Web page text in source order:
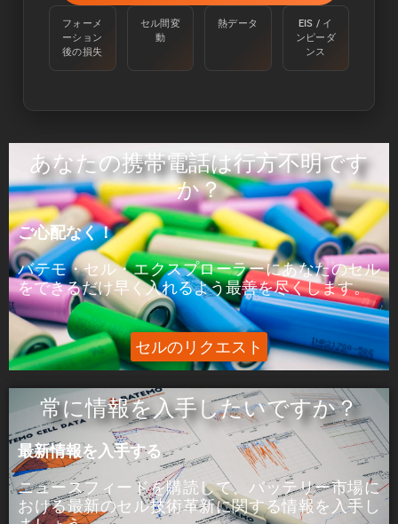
る。
Òé¿ÒâìÒâ½Òé«Òâ╝:
エネルギーは、周囲温度25℃のセルを100％か
せることで測定される。
ÒâæÒâ»Òâ╝:
ピーク電力はセルが5分間供給できる電力であ
る。
þÅ¥Õ£¿:
ピーク電流は、セルが5分間供給できる電流であ
る。
フォーメ
ーション
後の損失
セル間変
動
熱データ
EIS / イ
ンピーダ
ンス
あなたの携帯電話は行方不明です
か？
ご心配なく！
バテモ・セル・エクスプローラーにあなたのセル
をできるだけ早く入れるよう最善を尽くします。
セルのリクエスト
常に情報を入手したいですか？
最新情報を入手する
ニュースフィードを購読して、バッテリー市場に
おける最新のセル技術革新に関する情報を入手し